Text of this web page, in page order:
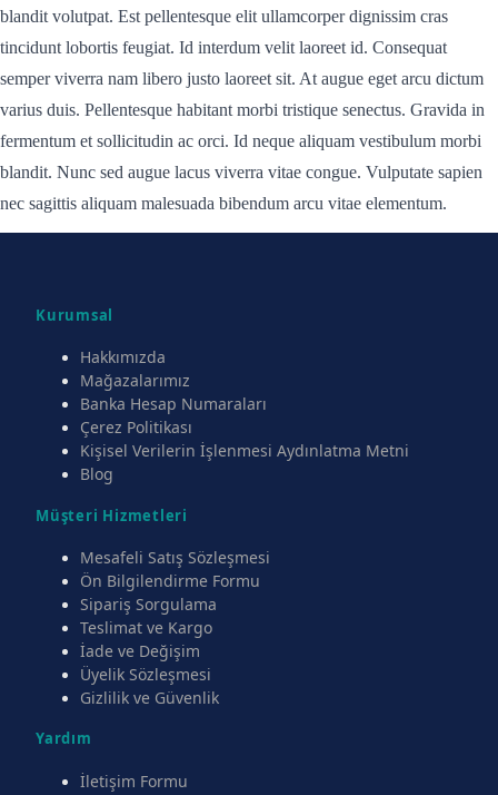
blandit volutpat. Est pellentesque elit ullamcorper dignissim cras
tincidunt lobortis feugiat. Id interdum velit laoreet id. Consequat
semper viverra nam libero justo laoreet sit. At augue eget arcu dictum
varius duis. Pellentesque habitant morbi tristique senectus. Gravida in
fermentum et sollicitudin ac orci. Id neque aliquam vestibulum morbi
blandit. Nunc sed augue lacus viverra vitae congue. Vulputate sapien
nec sagittis aliquam malesuada bibendum arcu vitae elementum.
Kurumsal
Hakkımızda
Mağazalarımız
Banka Hesap Numaraları
Çerez Politikası
Kişisel Verilerin İşlenmesi Aydınlatma Metni
Blog
Müşteri Hizmetleri
Mesafeli Satış Sözleşmesi
Ön Bilgilendirme Formu
Sipariş Sorgulama
Teslimat ve Kargo
İade ve Değişim
Üyelik Sözleşmesi
Gizlilik ve Güvenlik
Yardım
İletişim Formu